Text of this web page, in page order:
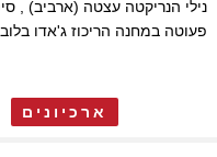
נילי הנריקטה עצטה (ארביב) ,
פעוטה במחנה הריכוז ג'אדו בלוב
ארכיונים